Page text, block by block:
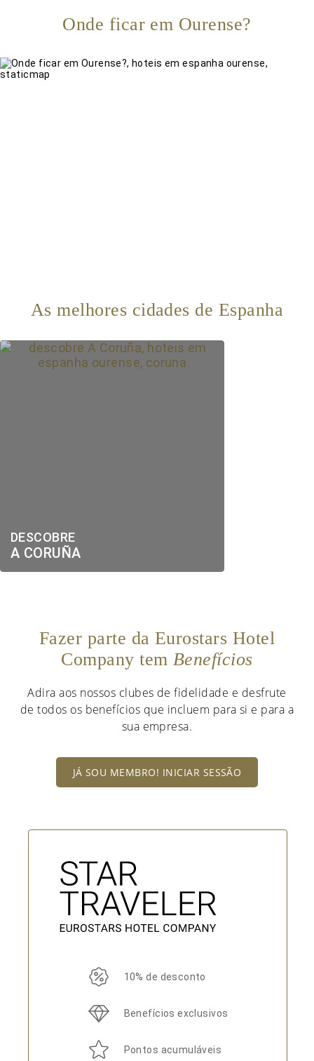
Onde ficar em Ourense?
As melhores cidades de Espanha
DESCOBRE
A CORUÑA
Fazer parte da Eurostars Hotel
Company tem Benefícios
Adira aos nossos clubes de fidelidade e desfrute
de todos os benefícios que incluem para si e para a
sua empresa.
JÁ SOU MEMBRO! INICIAR SESSÃO
10% de desconto
Benefícios exclusivos
Pontos acumuláveis